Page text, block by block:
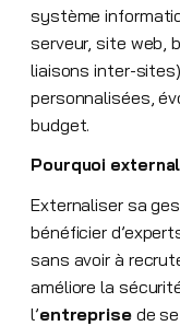
système
serveur, site web,
liaisons inter-
personnalisées,
budget.
Pourquoi
Externaliser sa
bénéficier
sans avoir à
améliore la
l’entreprisede